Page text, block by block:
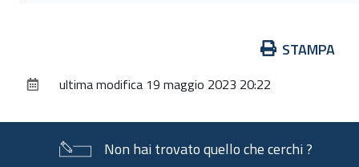
documento
STAMPA
ultima modifica 19 maggio 2023 20:22
Non hai trovato quello che cerchi ?